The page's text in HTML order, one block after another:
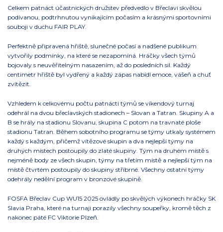
Celkem patnáct účastnických družstev předvedlo v Břeclavi skvělou
podívanou, podtrhnutou vynikajícím počasím a krásnými sportovními
souboji v duchu FAIR PLAY.
Perfektně připravená hřiště, slunečné počasí a nadšené publikum
vytvořily podmínky, na které se nezapomíná. Hráčky všech týmů
bojovaly s neuvěřitelným nasazením, až do posledních sil. Každý
centimetr hřiště byl vydřený a každý zápas nabídl emoce, vášeň a chuť
zvítězit.
Vzhledem k celkovému počtu patnácti týmů se víkendový turnaj
odehrál na dvou břeclavských stadionech – Slovan a Tatran. Skupiny A a
B se hrály na stadionu Slovanu, skupina C potom na travnaté ploše
stadionu Tatran. Během sobotního programu se týmy utkaly systémem
každý s každým, přičemž vítězové skupin a dva nejlepší týmy na
druhých místech postoupily do zlaté skupiny. Tým na druhém místě s
nejméně body ze všech skupin, týmy na třetím místě a nejlepší tým na
místě čtvrtém postoupily do skupiny stříbrné. Všechny ostatní týmy
odehrály nedělní program v bronzové skupině.
FOSFA Břeclav Cup WU15 2025 ovládly po skvělých výkonech hráčky SK
Slavia Praha, které na turnaji porazily všechny soupeřky, kromě těch z
nakonec páté FC Viktorie Plzeň.